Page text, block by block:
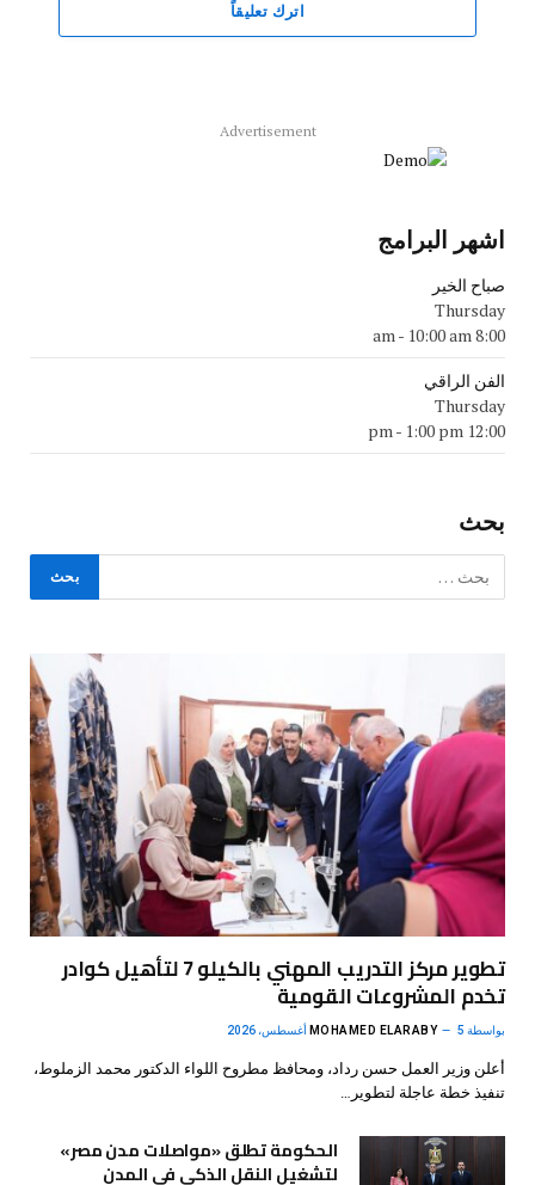
اترك تعليقاً
Advertisement
اشهر البرامج
صباح الخير
Thursday
8:00 am
- 10:00 am
الفن الراقي
Thursday
12:00 pm
- 1:00 pm
بحث
تطوير مركز التدريب المهني بالكيلو 7 لتأهيل كوادر
تخدم المشروعات القومية
بواسطة MOHAMED ELARABY 5 أغسطس، 2026
أعلن وزير العمل حسن رداد، ومحافظ مطروح اللواء الدكتور محمد الزملوط،
تنفيذ خطة عاجلة لتطوير…
الحكومة تطلق «مواصلات مدن مصر»
لتشغيل النقل الذكي في المدن